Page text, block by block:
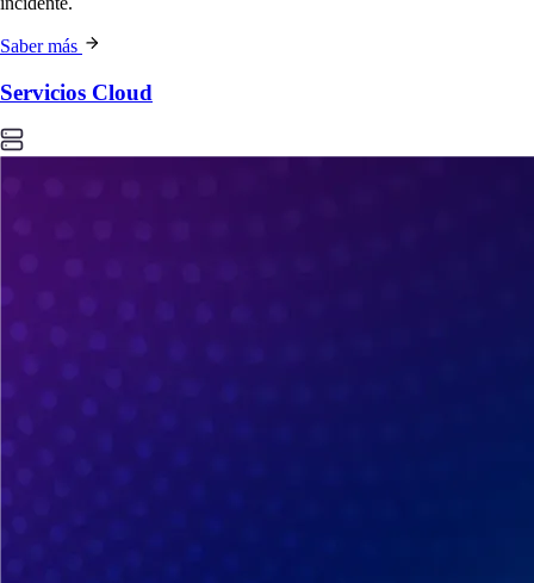
Saber más
Servicios Cloud